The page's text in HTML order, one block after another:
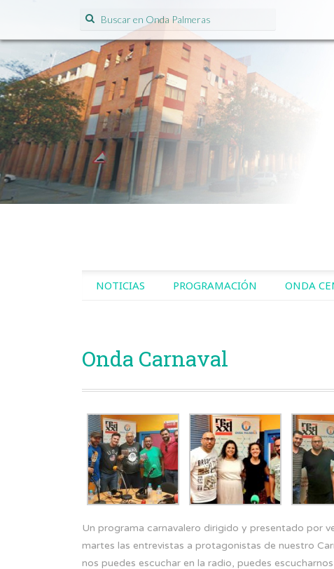
Search for:
SKIP TO CONTENT
NOTICIAS PROGRAMACIÓN ONDA
Onda Carnaval
Un programa carnavalero dirigido y presentado por
martes las entrevistas a protagonistas de nuestro
nos puedes escuchar en la radio, puedes